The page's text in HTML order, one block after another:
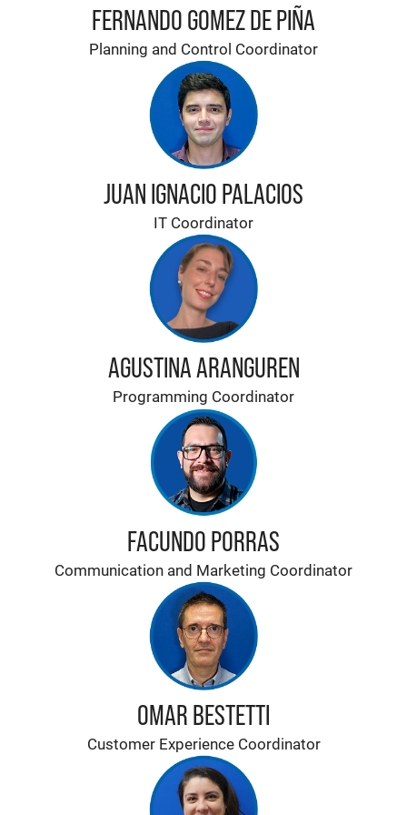
FERNANDO GOMEZ DE PIÑA
Planning and Control Coordinator
JUAN IGNACIO PALACIOS
IT Coordinator
AGUSTINA ARANGUREN
Programming Coordinator
FACUNDO PORRAS
Communication and Marketing Coordinator
OMAR BESTETTI
Customer Experience Coordinator